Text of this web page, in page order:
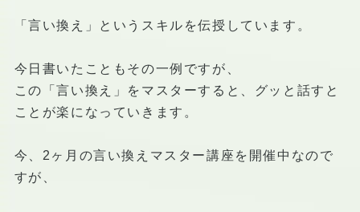
「言い換え」というスキルを伝授しています。
今日書いたこともその一例ですが、
この「言い換え」をマスターすると、グッと話すと
ことが楽になっていきます。
今、2ヶ月の言い換えマスター講座を開催中なので
すが、